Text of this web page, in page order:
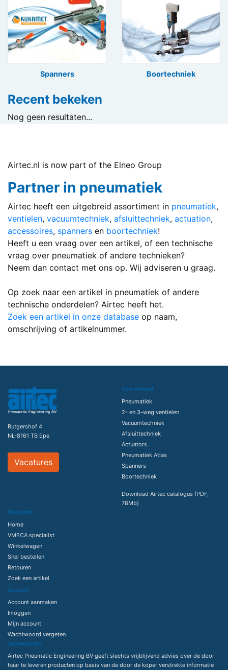
Spanners Boortechniek
Recent bekeken
Nog geen resultaten...
Airtec.nl is now part of the Elneo Group
Partner in pneumatiek
Airtec heeft een uitgebreid assortiment in pneumatiek,
ventielen, vacuumtechniek, afsluittechniek, actuation,
accessoires, spanners en boortechniek!
Heeft u een vraag over een artikel, of een technische
vraag over pneumatiek of andere technieken?
Neem dan contact met ons op. Wij adviseren u graag.
Op zoek naar een artikel in pneumatiek of andere
technische onderdelen? Airtec heeft het.
Zoek een artikel in onze database op naam,
omschrijving of artikelnummer.
Rutgershof 4
NL-8161 TB Epe
Vacatures
Assortiment
Pneumatiek
2- en 3-weg ventielen
Vacuumtechniek
Afsluittechniek
Actuators
Pneumatiek Atlas
Spanners
Boortechniek
Download Airtec catalogus (PDF,
78Mb)
Navigatie
Home
VMECA specialist
Winkelwagen
Snel bestellen
Retouren
Zoek een artikel
Account
Account aanmaken
Inloggen
Mijn account
Wachtwoord vergeten
Voorwaarden
Airtec Pneumatic Engineering BV geeft slechts vrijblijvend advies over de door
haar te leveren producten op basis van de door de koper verstrekte informatie